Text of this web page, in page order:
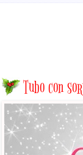
Tubo con